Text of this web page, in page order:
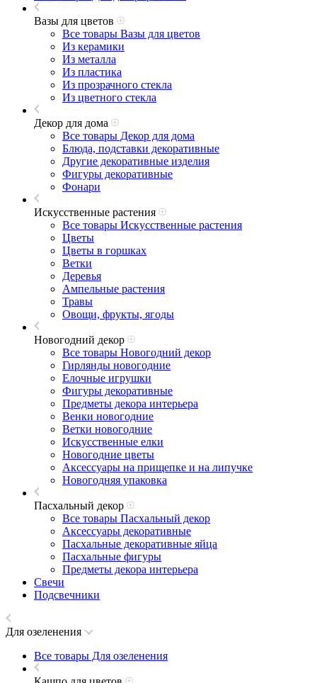
Вазы для цветов
Все товары Вазы для цветов
Из керамики
Из металла
Из пластика
Из прозрачного стекла
Из цветного стекла
Декор для дома
Все товары Декор для дома
Блюда, подставки декоративные
Другие декоративные изделия
Фигуры декоративные
Фонари
Искусственные растения
Все товары Искусственные растения
Цветы
Цветы в горшках
Ветки
Деревья
Ампельные растения
Травы
Овощи, фрукты, ягоды
Новогодний декор
Все товары Новогодний декор
Гирлянды новогодние
Елочные игрушки
Фигуры декоративные
Предметы декора интерьера
Венки новогодние
Ветки новогодние
Искусственные елки
Новогодние цветы
Аксессуары на прищепке и на липучке
Новогодняя упаковка
Пасхальный декор
Все товары Пасхальный декор
Аксессуары декоративные
Пасхальные декоративные яйца
Пасхальные фигуры
Предметы декора интерьера
Свечи
Подсвечники
Для озеленения
Все товары Для озеленения